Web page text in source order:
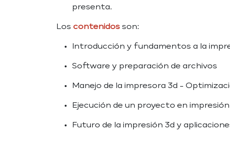
presenta.
Los contenidos son:
Introducción y fundamentos a la
Software y preparación de archivos
Manejo de la impresora 3d -
Ejecución de un proyecto en impresión
Futuro de la impresión 3d y